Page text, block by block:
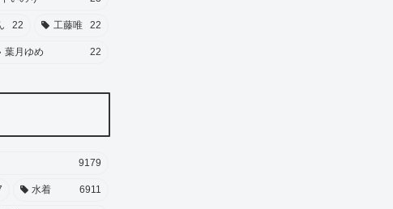
22 工藤唯 22
葉月ゆめ 22
9179
水着 6911